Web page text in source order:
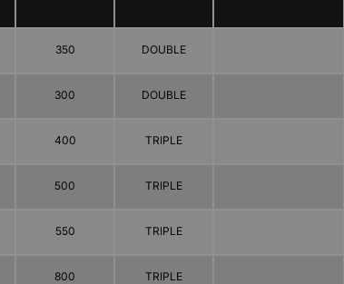
350 DOUBLE
300 DOUBLE
400 TRIPLE
500 TRIPLE
550 TRIPLE
800 TRIPLE